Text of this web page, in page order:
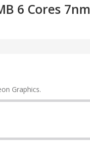
6 Cores 7nm
Graphics.